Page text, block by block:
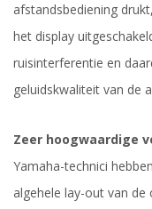
afstandsbediening
het display
ruisinterferentie en
geluidskwaliteit van de
Zeer hoogwaardige
Yamaha-technici
algehele lay-out van